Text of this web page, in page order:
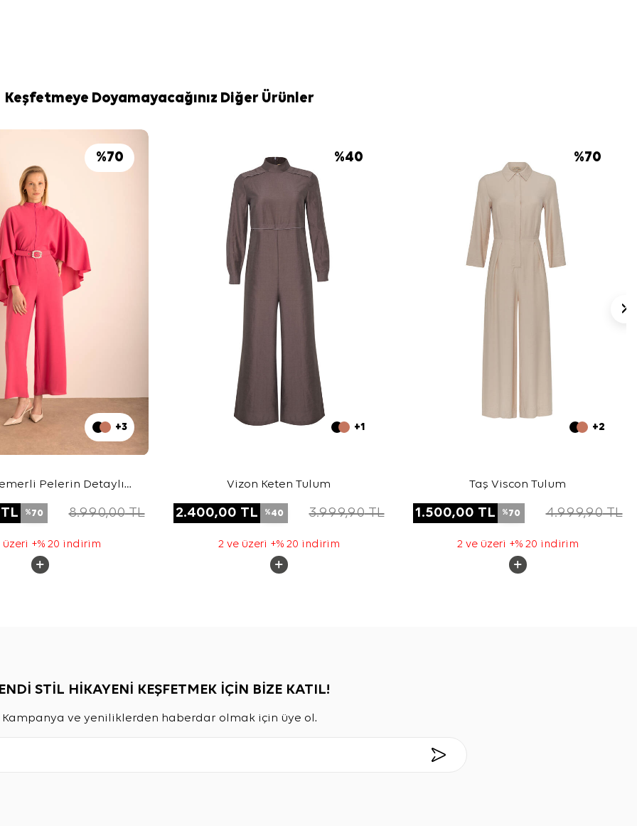
Keşfetmeye Doyamayacağınız Diğer Ürünler
%70
+3
Pelerin Detaylı
%70 8.990,00TL
üzeri +% 20 indirim
%40
+1
Vizon Keten Tulum
2.400,00 TL %40 3.999,90TL
2 ve üzeri +% 20 indirim
%70
+2
Taş Viscon Tulum
1.500,00 TL %70 4.999,90TL
2 ve üzeri +% 20 indirim
STİL HİKAYENİ KEŞFETMEK İÇİN BİZE KATIL!
Kampanya ve yeniliklerden haberdar olmak için üye ol.